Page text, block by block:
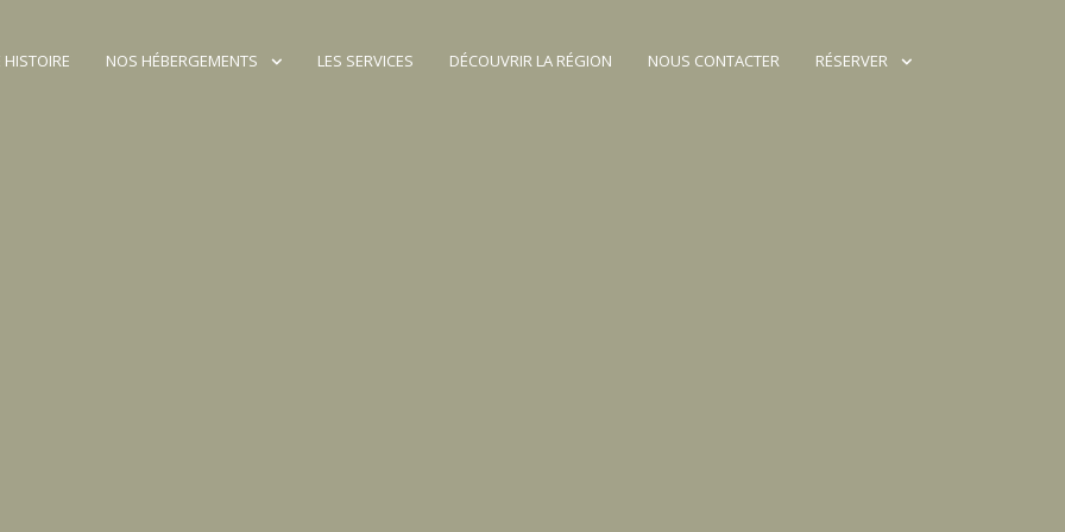
HISTOIRE NOS HÉBERGEMENTS LES SERVICES DÉCOUVRIR LA RÉGION NOUS CONTACTER RÉSERVER